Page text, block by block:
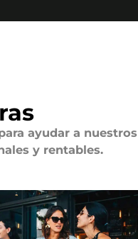
ayudar a nuestros
y rentables.